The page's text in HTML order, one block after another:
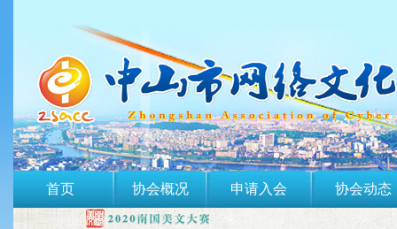
首页 协会概况 申请入会 协会动态